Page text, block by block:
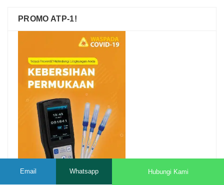
PROMO ATP-1!
Email Whatsapp Hubungi Kami